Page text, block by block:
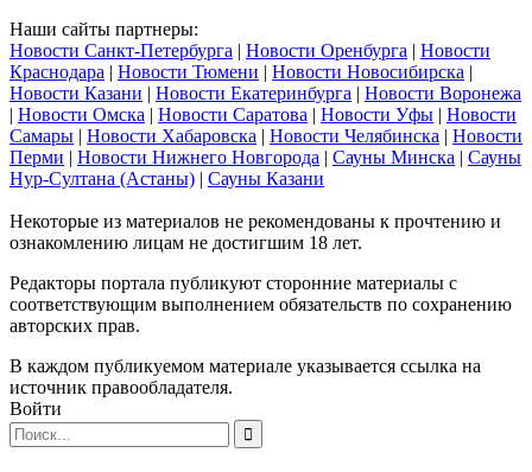
Наши сайты партнеры:
Новости Санкт-Петербурга | Новости Оренбурга | Новости
Краснодара | Новости Тюмени | Новости Новосибирска |
Новости Казани | Новости Екатеринбурга | Новости Воронежа
| Новости Омска | Новости Саратова | Новости Уфы | Новости
Самары | Новости Хабаровска | Новости Челябинска | Новости
Перми | Новости Нижнего Новгорода | Сауны Минска | Сауны
Нур-Султана (Астаны) | Сауны Казани
Некоторые из материалов не рекомендованы к прочтению и
ознакомлению лицам не достигшим 18 лет.
Редакторы портала публикуют сторонние материалы с
соответствующим выполнением обязательств по сохранению
авторских прав.
В каждом публикуемом материале указывается ссылка на
источник правообладателя.
Войти